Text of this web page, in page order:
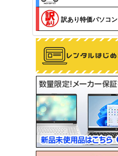
訳あり特価パソコン